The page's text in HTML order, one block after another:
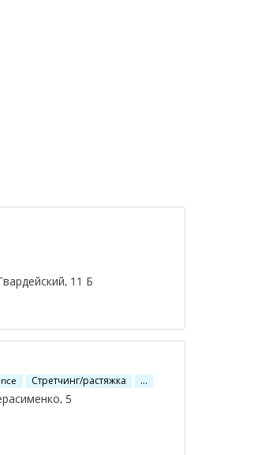
11 Б
Стретчинг/растяжка …
5